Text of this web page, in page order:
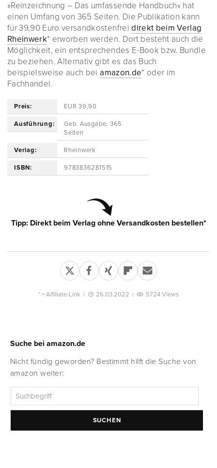
»Reinzeichnung – Das umfassende Handbuch« hat
einen Umfang von 365 Seiten. Die Publikation kann
für 39,90 Euro versandkostenfreidirekt beim Verlag
Rheinwerk* erworben werden. Dort besteht auch die
Möglichkeit, ein entsprechendes E-Book bzw. Bundle
zu beziehen. Alternativ gibt es das Buch
beispielsweise auch beiamazon.de* oder im
Fachhandel.
Preis: EUR 39,90
Ausführung:
Geb. Ausgabe, 365
Seiten
Verlag: Rheinwerk
ISBN: 9783836281515
Tipp: Direkt beim Verlag ohne Versandkosten bestellen*
* =Affiliate-Link | 26.03.2022 | 5724 Views
Suche bei amazon.de
Nicht fündig geworden? Bestimmt hilft die Suche von
amazon weiter:
SUCHEN